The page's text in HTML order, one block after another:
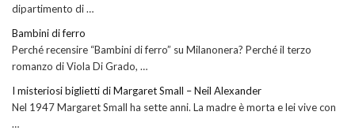
dipartimento di …
Bambini di ferro
Perché recensire “Bambini di ferro” su Milanonera? Perché il terzo
romanzo di Viola Di Grado, …
I misteriosi biglietti di Margaret Small – Neil Alexander
Nel 1947 Margaret Small ha sette anni. La madre è morta e lei vive con
…